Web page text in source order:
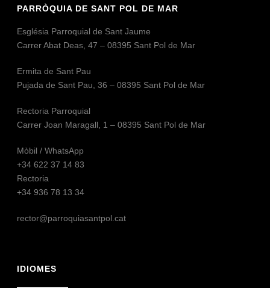
PARRÒQUIA DE SANT POL DE MAR
Església Parroquial de Sant Jaume
Carrer Abat Deas, 47 – 08395 Sant Pol de Mar
Ermita de Sant Pau
Pujada de Sant Pau, 36 – 08395 Sant Pol de Mar
Rectoria Parroquial
Carrer Joan Maragall, 1 – 08395 Sant Pol de Mar
Mòbil / WhatsApp
+34 622 37 14 83
Rectoria
+34 936 78 13 34
rector@parroquiasantpol.cat
IDIOMES